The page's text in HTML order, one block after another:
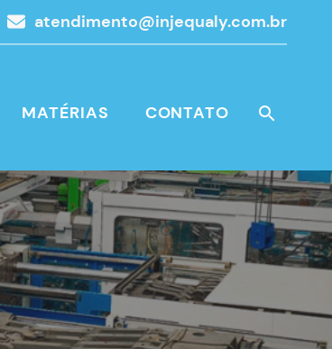
atendimento@injequaly.com.br
MATÉRIAS CONTATO